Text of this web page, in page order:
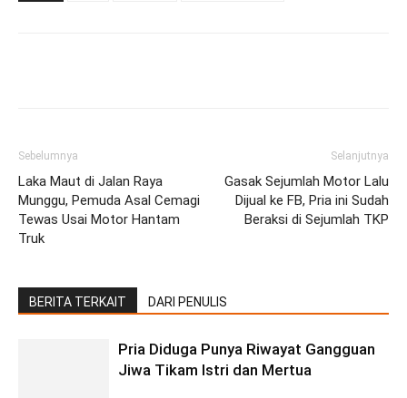
Sebelumnya
Laka Maut di Jalan Raya
Munggu, Pemuda Asal Cemagi
Tewas Usai Motor Hantam
Truk
Selanjutnya
Gasak Sejumlah Motor Lalu
Dijual ke FB, Pria ini Sudah
Beraksi di Sejumlah TKP
BERITA TERKAIT DARI PENULIS
Pria Diduga Punya Riwayat Gangguan
Jiwa Tikam Istri dan Mertua